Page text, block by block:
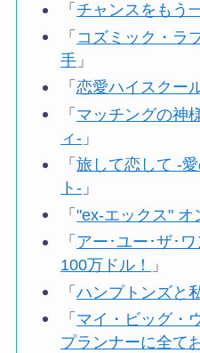
「 チャンスをもう
「 コズミック・ラ
手 」
「恋愛ハイスクー
「 マッチングの神
ィ- 」
「旅して恋して -
ト- 」
「"ex-エックス" オ
「 アー･ユー･ザ･
100万ドル！
」
「ハンプトンズと
「 マイ・ビッグ・
プランナーに全て